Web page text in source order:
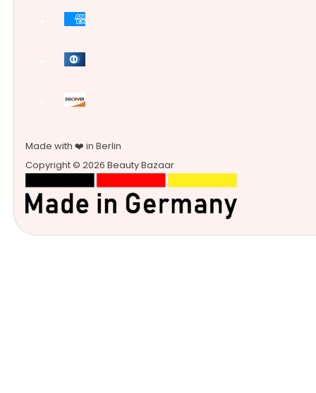
Made with ❤️ in Berlin
Copyright © 2026 Beauty Bazaar